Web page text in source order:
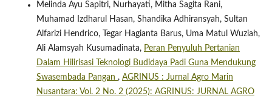
Melinda Ayu Sapitri, Nurhayati, Mitha Sagita Rani,
Muhamad Izdharul Hasan, Shandika Adhiransyah, Sultan
Alfarizi Hendrico, Tegar Hagianta Barus, Uma Matul Wuziah,
Ali Alamsyah Kusumadinata, Peran Penyuluh Pertanian
Dalam Hilirisasi Teknologi Budidaya Padi Guna Mendukung
Swasembada Pangan , AGRINUS : Jurnal Agro Marin
Nusantara: Vol. 2 No. 2 (2025): AGRINUS: JURNAL AGRO